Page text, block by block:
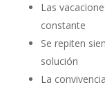
Las
constante
Se repiten
solución
La